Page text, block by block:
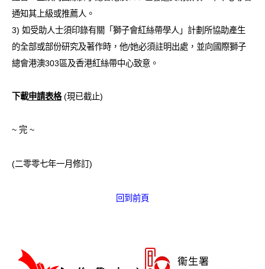
通知其上級或推薦人。
3) 如受助人士須印錄有關「獅子會紅絲帶學人」計劃所協助產生
的全部或部份研究及著作時，他/她必須註明出處，並向國際獅子
總會港澳303區及香港紅絲帶中心致意。
下載申請表格 (現已截止)
~ 完 ~
(二零零七年一月修訂)
回到前頁